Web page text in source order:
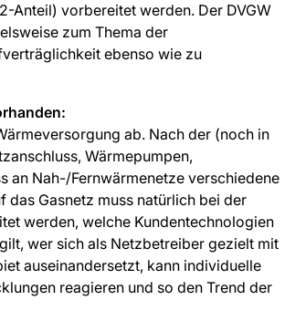
Anteil) vorbereitet werden. Der DVGW
zum Thema der
ebenso wie zu
ab. Nach der (noch in
Wärmepumpen,
an Nah-/Fernwärmenetze verschiedene
Gasnetz muss natürlich bei der
werden, welche Kundentechnologien
wer sich als Netzbetreiber gezielt mit
auseinandersetzt, kann individuelle
reagieren und so den Trend der